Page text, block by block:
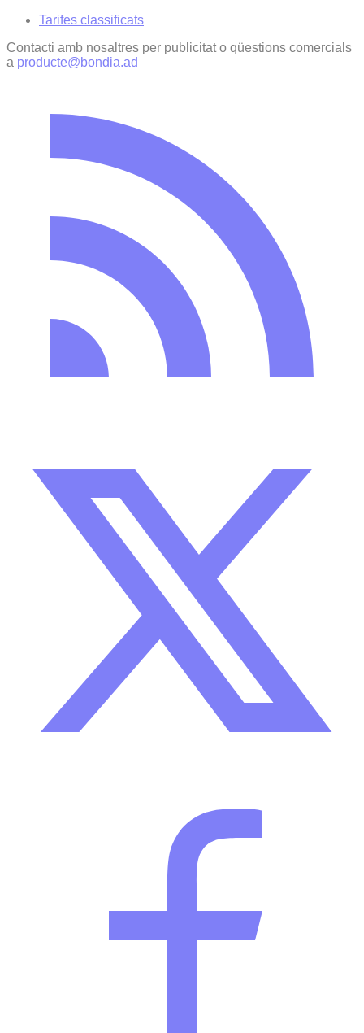
Tarifes classificats
Contacti amb nosaltres per publicitat o qüestions comercials
a producte@bondia.ad